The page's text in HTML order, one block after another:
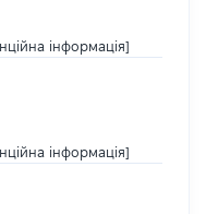
інформація]
інформація]